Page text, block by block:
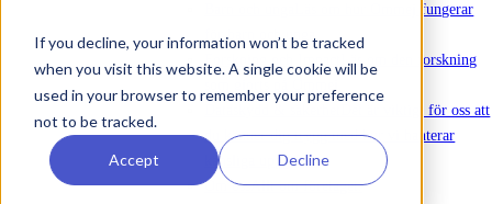
If you decline, your information won’t be tracked
when you visit this website. A single cookie will be
used in your browser to remember your preference
not to be tracked.
Accept Decline
Läs om hur Ommej fungerar
för barn och unga.
Forskning och Impact
Läs om den forskning
Det är viktigt för oss att
du känner dig trygg med hur vi hanterar
känsliga uppgifter.
Om ossAllt om företaget.